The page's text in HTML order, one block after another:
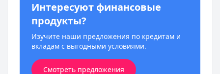
Интересуют финансовые
продукты?
Изучите наши предложения по кредитам и
вкладам с выгодными условиями.
Смотреть предложения